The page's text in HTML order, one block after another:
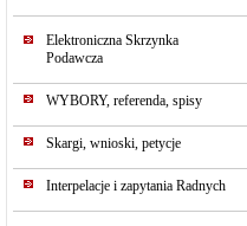
Elektroniczna Skrzynka
Podawcza
WYBORY, referenda, spisy
Skargi, wnioski, petycje
Interpelacje i zapytania Radnych